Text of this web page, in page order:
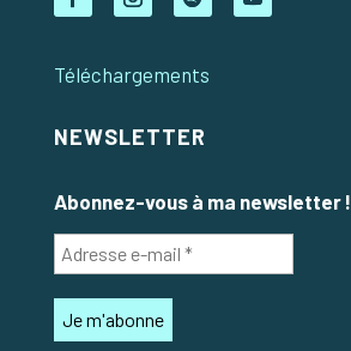
Téléchargements
NEWSLETTER
Abonnez-vous à ma newsletter !